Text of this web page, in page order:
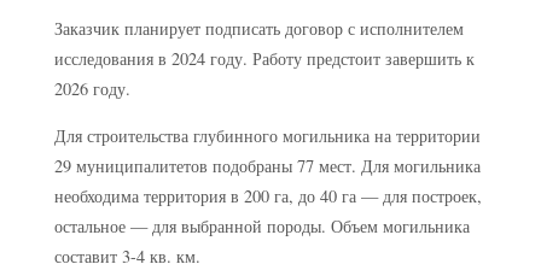
Заказчик планирует подписать договор с исполнителем
исследования в 2024 году. Работу предстоит завершить к
2026 году.
Для строительства глубинного могильника на территории
29 муниципалитетов подобраны 77 мест. Для могильника
необходима территория в 200 га, до 40 га — для построек,
остальное — для выбранной породы. Объем могильника
составит 3-4 кв. км.